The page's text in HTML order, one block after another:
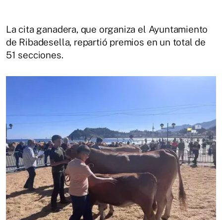
La cita ganadera, que organiza el Ayuntamiento
de Ribadesella, repartió premios en un total de
51 secciones.